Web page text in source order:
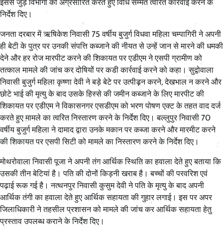
इससे जुड़े विभागों को अग्रसारित करते हुए विधि सम्मत त्वरित कार्रवाई करने के
निर्देश दिए।
जनता दरबार में ऋषिकेश निवासी 75 वर्षीय बुजुर्ग विधवा महिला चम्पागिरी ने अपनी
ही बेटी के पुत्र पर उनकी संपत्ति कब्जाने की नीयत से उन्हें जान से मारने की धमकी
देने और हर रोज मारपीट करने की शिकायत पर एडीएम ने एसपी ग्रामीण को
तत्काल मामले की जांच कर दोषियों पर कडी कार्रवाई करने को कहा। सुद्वोवाला
निवासी बुजुर्ग महिला कृष्णा देवी ने बड़े बेटे पर उत्पीड़न करने, देखभाल न करने और
छोटे भाई की मृत्यु के बाद उसके हिस्से की जमीन कब्जाने के लिए मारपीट की
शिकायत पर एडीएम ने विकासनगर एसडीएम को भरण पोषण एक्ट के तहत वाद दर्ज
करते हुए मामले का त्वरित निस्तारण करने के निर्देश दिए। बल्लुपुर निवासी 70
वर्षीय बुजुर्ग महिला ने दामाद द्वारा उनके मकान पर कब्जा करने और मारमीट करने
की शिकायत पर एसपी सिटी को मामले का निस्तारण करने के निर्देश दिए।
मोथरोवाला निवासी पूजा ने अपनी तंग आर्थिक स्थिति का हवाला देते हुए बताया कि
उसकी तीन बेटियां है। पति की दोनों किड़नी खराब है। बच्चों की परवरिश एवं
पढ़ाई रूक गई है। नत्थनपुर निवासी कुसुम देवी ने पति के मृत्यु के बाद अपनी
आर्थिक तंगी का हवाला देते हुए आर्थिक सहायता की गुहार लगाई। इस पर अपर
जिलाधिकारी ने तहसील प्रशासन को मामले की जांच कर आर्थिक सहायता हेतु
प्रस्ताव उपलब्ध कराने के निर्देश दिए।